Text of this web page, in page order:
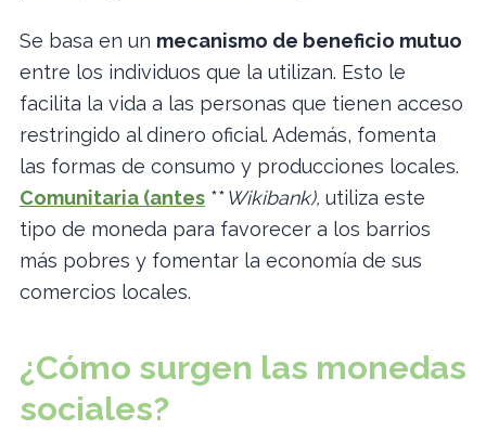
Se basa en un mecanismo de beneficio mutuo
entre los individuos que la utilizan. Esto le
facilita la vida a las personas que tienen acceso
restringido al dinero oficial. Además, fomenta
las formas de consumo y producciones locales.
Comunitaria (antes **Wikibank), utiliza este
tipo de moneda para favorecer a los barrios
más pobres y fomentar la economía de sus
comercios locales.
¿Cómo surgen las monedas
sociales?